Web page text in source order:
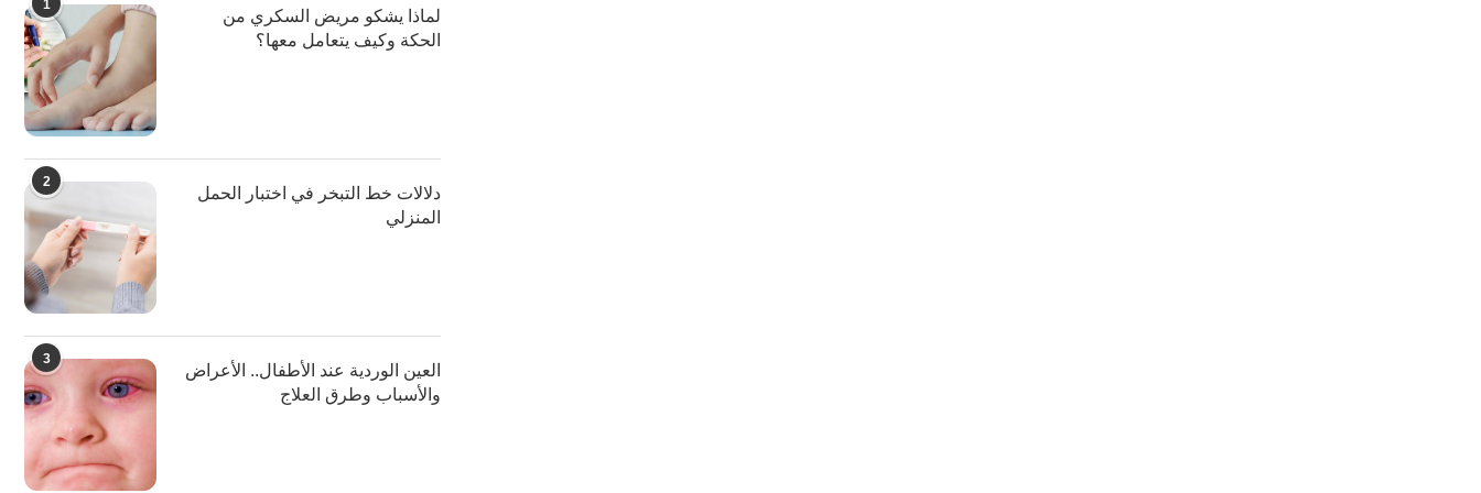
1
لماذا يشكو مريض السكري من
الحكة وكيف يتعامل معها؟
2
دلالات خط التبخر في اختبار الحمل
المنزلي
3
العين الوردية عند الأطفال.. الأعراض
والأسباب وطرق العلاج